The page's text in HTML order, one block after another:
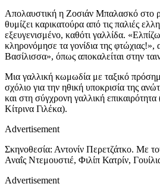
Απολαυστική η Ζοσιάν Μπαλασκό στο
θυμίζει καρικατούρα από τις παλιές
εξευγενισμένο, καθότι γαλλίδα.
κληρονόμησε τα γονίδια της φτώχιας!»,
Βασίλισσα», όπως αποκαλείται στην
Μια γαλλική κωμωδία με ταξικό
σχόλιο για την ηθική υποκρισία της
και στη σύγχρονη γαλλική
Κίτρινα Γιλέκα).
Advertisement
Σκηνοθεσία: Αντονίν Περετζάτκο. Με
Αναΐς Ντεμουστιέ, Φιλίπ Κατρίν,
Advertisement